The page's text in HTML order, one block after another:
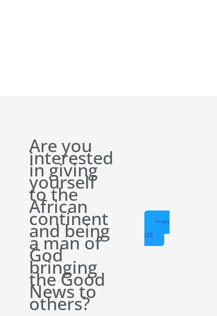
Are you
interested
in giving
yourself
to the
African
continent
and being
a man of
God
bringing
the Good
News to
others?
Join
us